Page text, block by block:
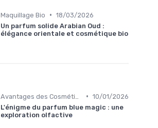
Maquillage Bio • 18/03/2026
Un parfum solide Arabian Oud :
élégance orientale et cosmétique bio
• 10/01/2026
L'énigme du parfum blue magic : une
exploration olfactive